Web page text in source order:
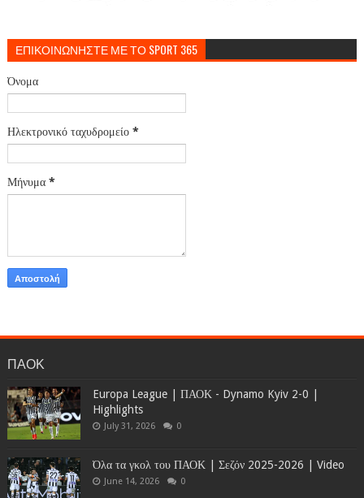
ΕΠΙΚΟΙΝΩΝΗΣΤΕ ΜΕ ΤΟ SPORT 365
Όνομα
Ηλεκτρονικό ταχυδρομείο *
Μήνυμα *
ΠΑΟΚ
Europa League | ΠΑΟΚ - Dynamo Kyiv 2-0 |
Highlights
July 31, 2026 0
Όλα τα γκολ του ΠΑΟΚ | Σεζόν 2025-2026 | Video
June 14, 2026 0